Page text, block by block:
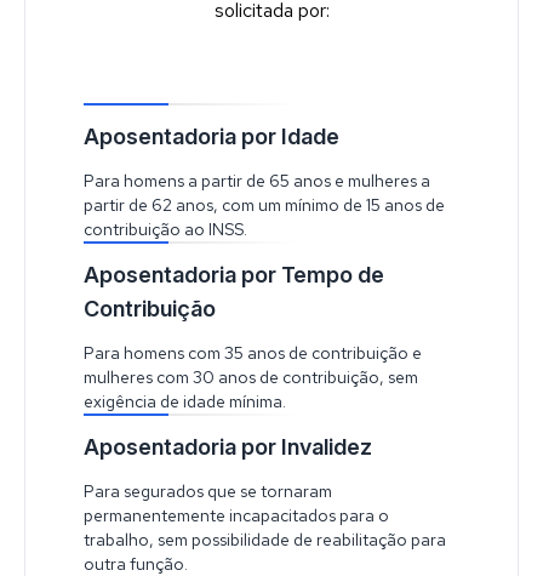
solicitada por:
Aposentadoria por Idade
Para homens a partir de 65 anos e mulheres a
partir de 62 anos, com um mínimo de 15 anos de
contribuição ao INSS.
Aposentadoria por Tempo de
Contribuição
Para homens com 35 anos de contribuição e
mulheres com 30 anos de contribuição, sem
exigência de idade mínima.
Aposentadoria por Invalidez
Para segurados que se tornaram
permanentemente incapacitados para o
trabalho, sem possibilidade de reabilitação para
outra função.